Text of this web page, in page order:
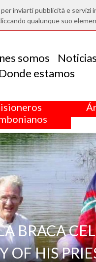
inviarti pubblicità e
qualunque suo
somos
Noticias
Donde estamos
BRACA
OF HIS